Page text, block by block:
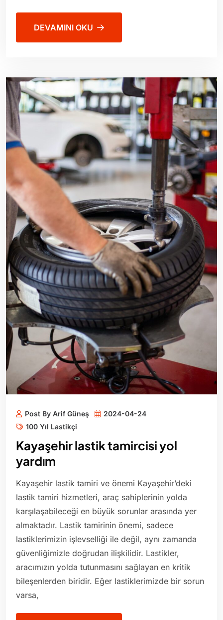
DEVAMINI OKU
Post By Arif Güneş
2024-04-24
100 Yıl Lastikçi
Kayaşehir lastik tamircisi yol
yardım
Kayaşehir lastik tamiri ve önemi Kayaşehir’deki
lastik tamiri hizmetleri, araç sahiplerinin yolda
karşılaşabileceği en büyük sorunlar arasında yer
almaktadır. Lastik tamirinin önemi, sadece
lastiklerimizin işlevselliği ile değil, aynı zamanda
güvenliğimizle doğrudan ilişkilidir. Lastikler,
aracımızın yolda tutunmasını sağlayan en kritik
bileşenlerden biridir. Eğer lastiklerimizde bir sorun
varsa,